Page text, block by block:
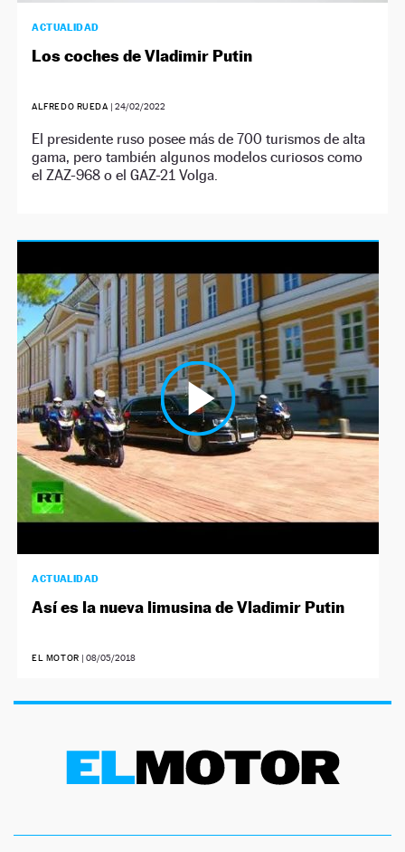
ACTUALIDAD
Los coches de Vladimir Putin
ALFREDO RUEDA | 24/02/2022
El presidente ruso posee más de 700 turismos de alta
gama, pero también algunos modelos curiosos como
el ZAZ-968 o el GAZ-21 Volga.
ACTUALIDAD
Así es la nueva limusina de Vladimir Putin
EL MOTOR | 08/05/2018